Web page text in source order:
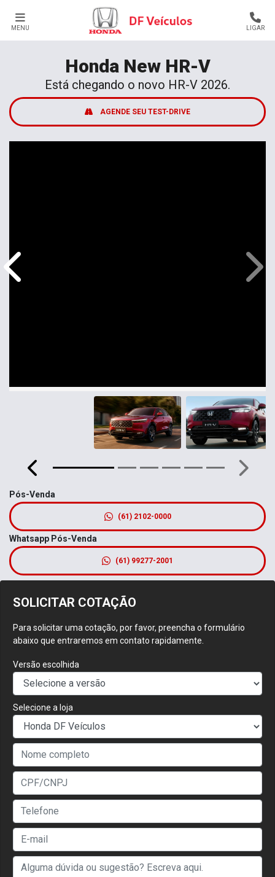
MENU LIGAR
HondaNew HR-V
Está chegando o novo HR-V 2026.
AGENDE SEU TEST-DRIVE
SOLICITAR COTAÇÃO
Para solicitar uma cotação, por favor, preencha o formulário
abaixo que entraremos em contato rapidamente.
Versão escolhida
Selecione a loja
Anterior
Anterior
Pós-Venda
(61) 2102-0000
Whatsapp Pós-Venda
(61) 99277-2001